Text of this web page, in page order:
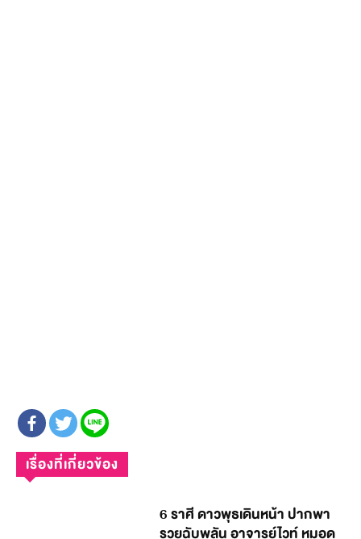
เรื่องที่เกี่ยวข้อง
6 ราศี ดาวพุธเดินหน้า ปากพา
รวยฉับพลัน อาจารย์ไวท์ หมอดู